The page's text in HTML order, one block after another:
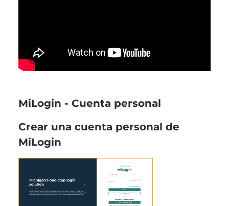
MiLogin - Cuenta personal
Crear una cuenta personal de
MiLogin